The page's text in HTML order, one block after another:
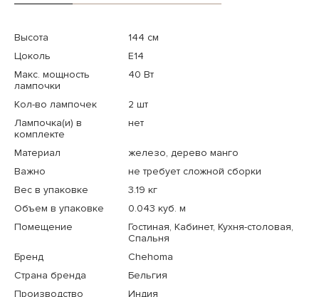
Высота
144 см
Цоколь
E14
Макс. мощность
лампочки
40 Вт
Кол-во лампочек
2 шт
Лампочка(и) в
комплекте
нет
Материал
железо, дерево манго
Важно
не требует сложной сборки
Вес в упаковке
3.19 кг
Объем в упаковке
0.043 куб. м
Помещение
Гостиная, Кабинет, Кухня-столовая,
Спальня
Бренд
Chehoma
Страна бренда
Бельгия
Производство
Индия